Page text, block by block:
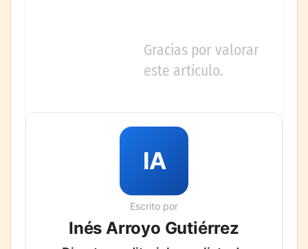
Gracias por valorar
este artículo.
IA
Escrito por
Inés Arroyo Gutiérrez